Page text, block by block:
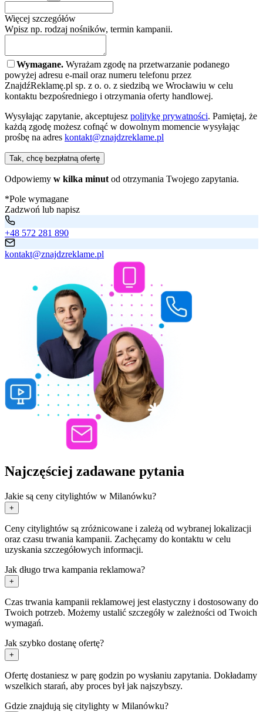
Więcej szczegółów
Wpisz np. rodzaj nośników, termin kampanii.
Wymagane. Wyrażam zgodę na przetwarzanie podanego
powyżej adresu e-mail oraz numeru telefonu przez
ZnajdźReklamę.pl sp. z o. o. z siedzibą we Wrocławiu w celu
kontaktu bezpośredniego i otrzymania oferty handlowej.
Wysyłając zapytanie, akceptujesz politykę prywatności. Pamiętaj, że
każdą zgodę możesz cofnąć w dowolnym momencie wysyłając
prośbę na adres kontakt@znajdzreklame.pl
Tak, chcę bezpłatną ofertę
Odpowiemy w kilka minut od otrzymania Twojego zapytania.
*Pole wymagane
Zadzwoń lub napisz
+48 572 281 890
kontakt@znajdzreklame.pl
Najczęściej zadawane pytania
Jakie są ceny citylightów w Milanówku?
+
Ceny citylightów są zróżnicowane i zależą od wybranej lokalizacji
oraz czasu trwania kampanii. Zachęcamy do kontaktu w celu
uzyskania szczegółowych informacji.
Jak długo trwa kampania reklamowa?
+
Czas trwania kampanii reklamowej jest elastyczny i dostosowany do
Twoich potrzeb. Możemy ustalić szczegóły w zależności od Twoich
wymagań.
Jak szybko dostanę ofertę?
+
Ofertę dostaniesz w parę godzin po wysłaniu zapytania. Dokładamy
wszelkich starań, aby proces był jak najszybszy.
Gdzie znajdują się citylighty w Milanówku?